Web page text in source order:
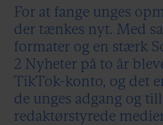
For at fange unges
der tænkes nyt. Med
formater og en stærk
2 Nyheter på to år
TikTok-konto, og det
de unges adgang og
redaktørstyrede